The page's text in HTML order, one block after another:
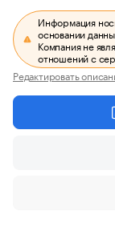
Информация
основании
Компания не
отношений с
Редактировать